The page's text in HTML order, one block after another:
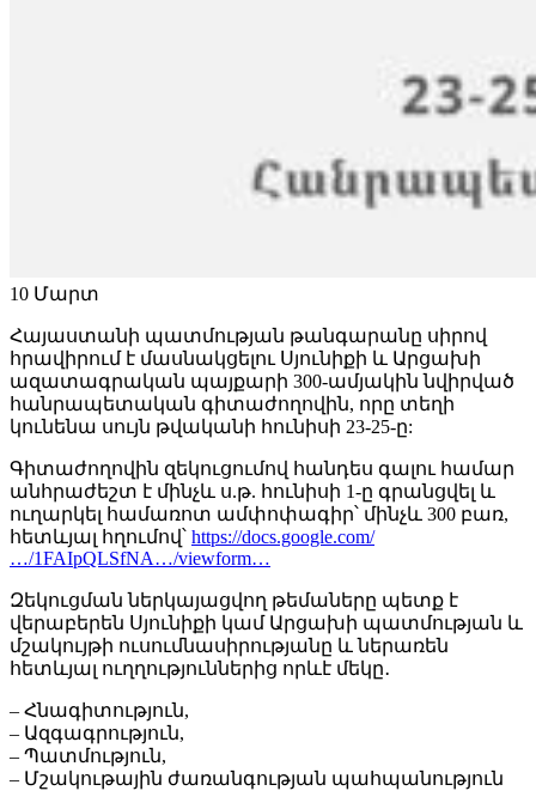
10 Մարտ
Հայաստանի պատմության թանգարանը սիրով
հրավիրում է մասնակցելու Սյունիքի և Արցախի
ազատագրական պայքարի 300-ամյակին նվիրված
հանրապետական գիտաժողովին, որը տեղի
կունենա սույն թվականի հունիսի 23-25-ը:
Գիտաժողովին զեկուցումով հանդես գալու համար
անհրաժեշտ է մինչև ս.թ. հունիսի 1-ը գրանցվել և
ուղարկել համառոտ ամփոփագիր՝ մինչև 300 բառ,
հետևյալ հղումով՝ https://docs.google.com/
…/1FAIpQLSfNA…/viewform…
Զեկուցման ներկայացվող թեմաները պետք է
վերաբերեն Սյունիքի կամ Արցախի պատմության և
մշակույթի ուսումնասիրությանը և ներառեն
հետևյալ ուղղություններից որևէ մեկը․
– Հնագիտություն,
– Ազգագրություն,
– Պատմություն,
– Մշակութային ժառանգության պահպանություն